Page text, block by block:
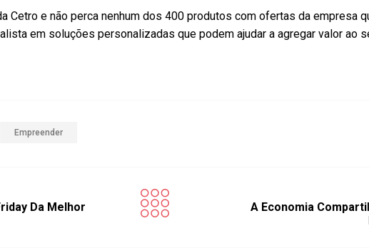
Cetro e não perca nenhum dos 400 produtos com ofertas da empresa
em soluções personalizadas que podem ajudar a agregar valor ao
Empreender
Da Melhor
A Economia